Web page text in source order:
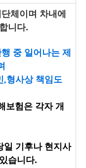
체이며 차내에
니다.
중 일어나는 제
형사상 책임도
보험은 각자 개
일 기후나 현지사
습니다.